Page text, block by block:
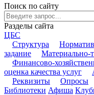
Поиск по сайту
Разделы сайта
ЦБС
Структура
задание
Материально-
Финансово-
оценка качества услуг
Реквизиты
Опросы
Библиотеки Афиша